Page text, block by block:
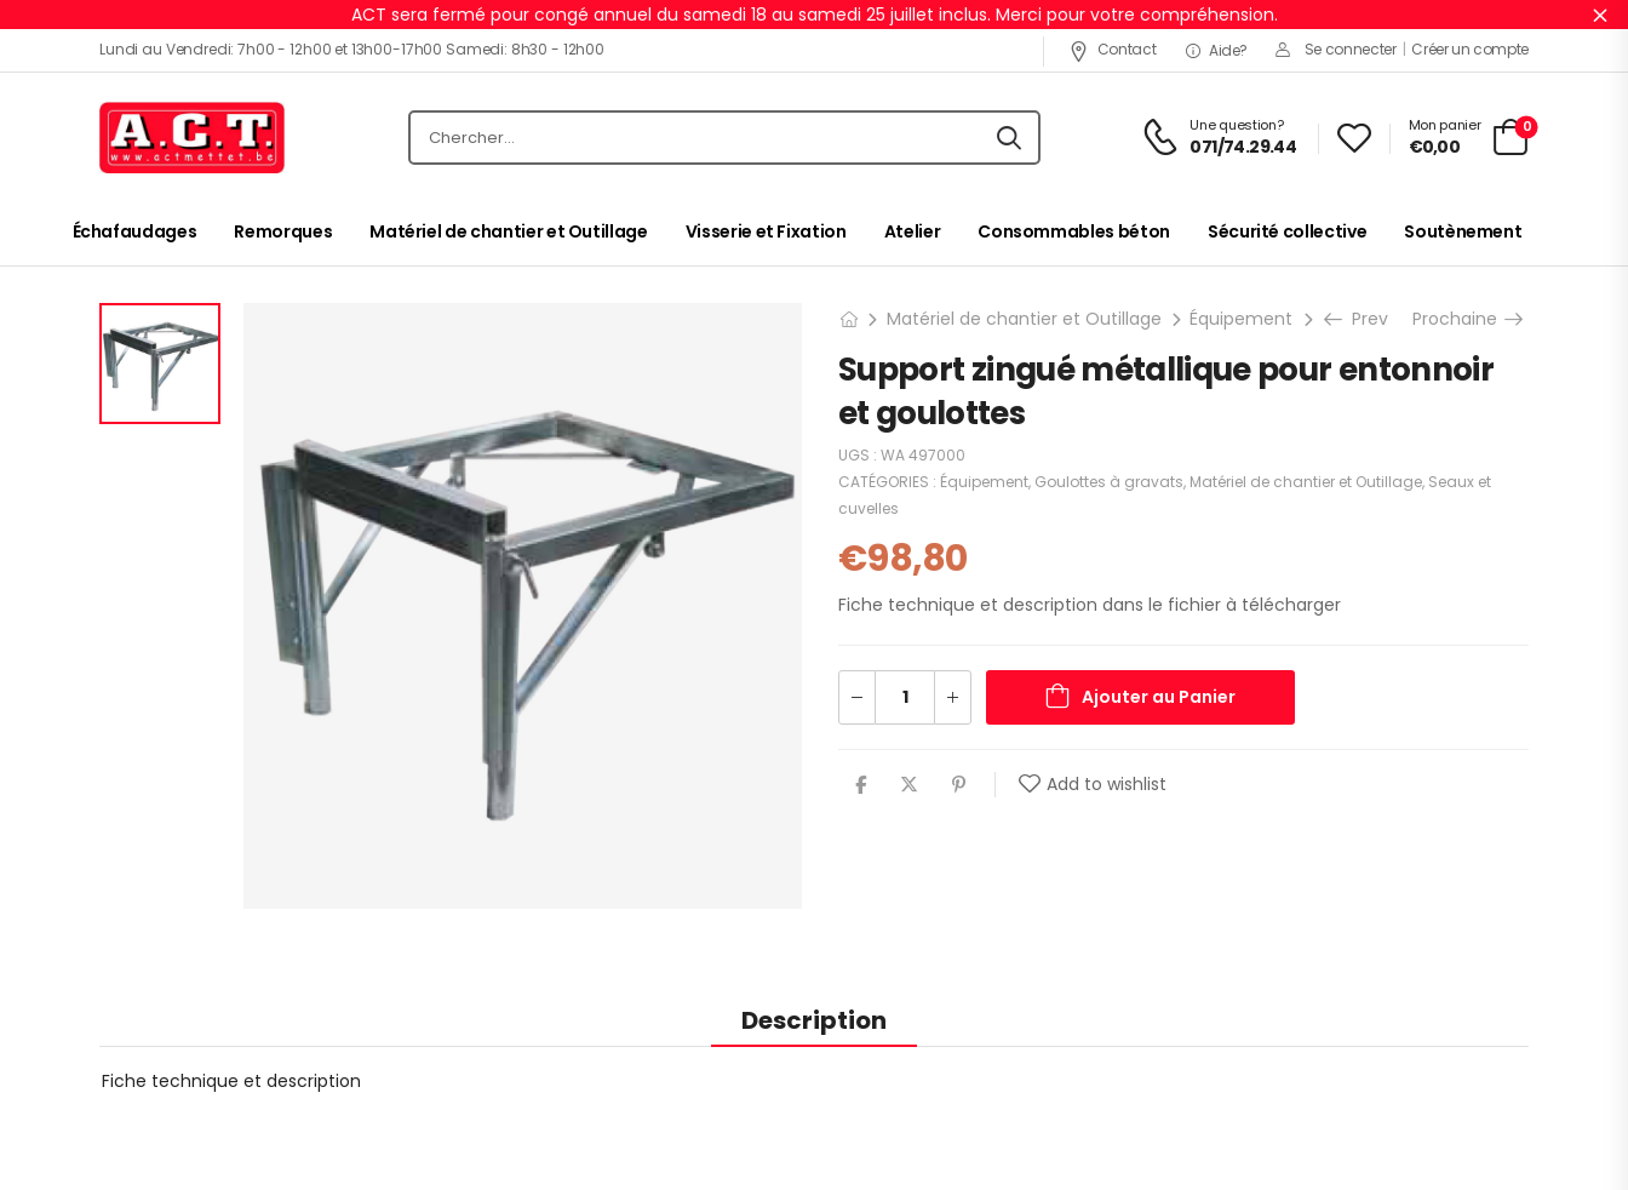
ACT sera fermé pour congé annuel du samedi 18 au samedi 25 juillet inclus. Merci pour votre compréhension.
Lundi au Vendredi: 7h00 - 12h00 et 13h00-17h00 Samedi: 8h30 - 12h00 Contact Aide? Se connecter | Créer un compte
Une question?
071/74.29.44
Mon panier
€0,00
0
Échafaudages Remorques Matériel de chantier et Outillage Visserie et Fixation Atelier Consommables béton Sécurité collective Soutènement
Matériel de chantier et Outillage Équipement Seaux et cuvelles Goulottes à
Prev Prochaine
Support zingué métallique pour entonnoir
et goulottes
UGS : WA 497000
CATÉGORIES : Équipement, Goulottes à gravats, Matériel de chantier et Outillage, Seaux et
cuvelles
€98,80
Fiche technique et description dans le fichier à télécharger
Ajouter au Panier
Add to wishlist
Description
Fiche technique et description